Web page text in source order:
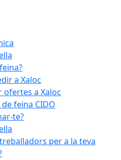
a Xaloc
ofertes a Xaloc
feina CIDO
te?
per a la teva